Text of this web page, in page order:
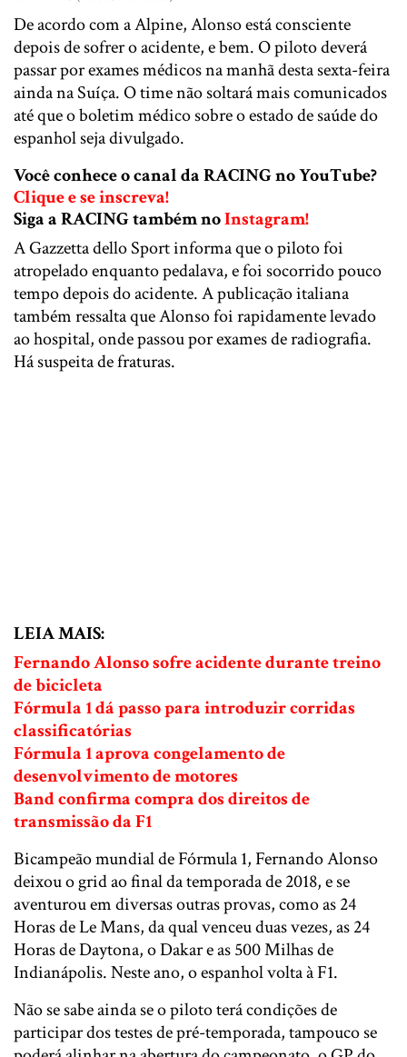
De acordo com a Alpine, Alonso está consciente
depois de sofrer o acidente, e bem. O piloto deverá
passar por exames médicos na manhã desta sexta-feira
ainda na Suíça. O time não soltará mais comunicados
até que o boletim médico sobre o estado de saúde do
espanhol seja divulgado.
Você conhece o canal da RACING no YouTube?
Clique e se inscreva!
Siga a RACING também noInstagram!
A Gazzetta dello Sport informa que o piloto foi
atropelado enquanto pedalava, e foi socorrido pouco
tempo depois do acidente. A publicação italiana
também ressalta que Alonso foi rapidamente levado
ao hospital, onde passou por exames de radiografia.
Há suspeita de fraturas.
LEIA MAIS:
Fernando Alonso sofre acidente durante treino
de bicicleta
Fórmula 1 dá passo para introduzir corridas
classificatórias
Fórmula 1 aprova congelamento de
desenvolvimento de motores
Band confirma compra dos direitos de
transmissão da F1
Bicampeão mundial de Fórmula 1, Fernando Alonso
deixou o grid ao final da temporada de 2018, e se
aventurou em diversas outras provas, como as 24
Horas de Le Mans, da qual venceu duas vezes, as 24
Horas de Daytona, o Dakar e as 500 Milhas de
Indianápolis. Neste ano, o espanhol volta à F1.
Não se sabe ainda se o piloto terá condições de
participar dos testes de pré-temporada, tampouco se